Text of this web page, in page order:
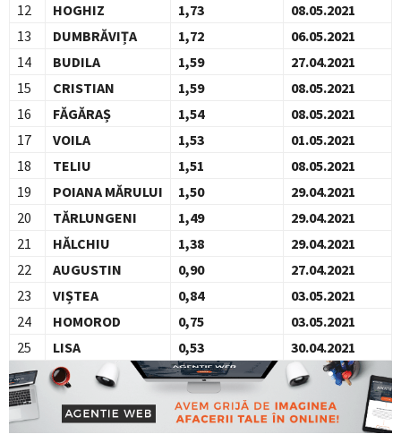
12
HOGHIZ 1,73
08.05.2021
13
DUMBRĂVIȚA 1,72
06.05.2021
14
BUDILA 1,59
27.04.2021
15
CRISTIAN 1,59
08.05.2021
16
FĂGĂRAȘ 1,54
08.05.2021
17
VOILA 1,53
01.05.2021
18
TELIU 1,51
08.05.2021
19
POIANA MĂRULUI 1,50
29.04.2021
20
TĂRLUNGENI 1,49
29.04.2021
21
HĂLCHIU 1,38
29.04.2021
22
AUGUSTIN 0,90
27.04.2021
23
VIȘTEA 0,84
03.05.2021
24
HOMOROD 0,75
03.05.2021
25
LISA 0,53 30.04.2021